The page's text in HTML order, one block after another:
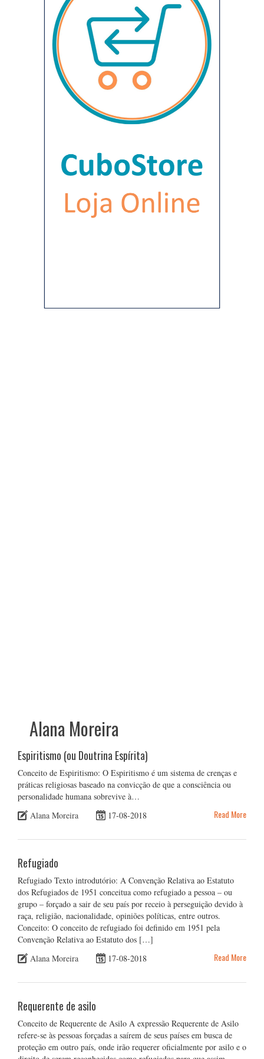
Alana Moreira
Espiritismo (ou Doutrina Espírita)
Conceito de Espiritismo: O Espiritismo é um sistema de crenças e
práticas religiosas baseado na convicção de que a consciência ou
personalidade humana sobrevive à…
Alana Moreira
17-08-2018 Read More
Refugiado
Refugiado Texto introdutório: A Convenção Relativa ao Estatuto
dos Refugiados de 1951 conceitua como refugiado a pessoa – ou
grupo – forçado a sair de seu país por receio à perseguição devido à
raça, religião, nacionalidade, opiniões políticas, entre outros.
Conceito: O conceito de refugiado foi definido em 1951 pela
Convenção Relativa ao Estatuto dos […]
Alana Moreira
17-08-2018 Read More
Requerente de asilo
Conceito de Requerente de Asilo A expressão Requerente de Asilo
refere-se às pessoas forçadas a saírem de seus países em busca de
proteção em outro país, onde irão requerer oficialmente por asilo e o